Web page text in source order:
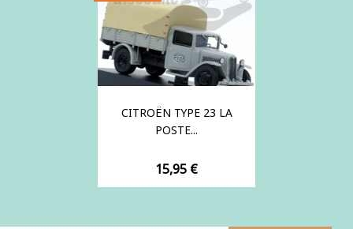
CITROËN TYPE 23 LA
POSTE...
Prix
15,95 €